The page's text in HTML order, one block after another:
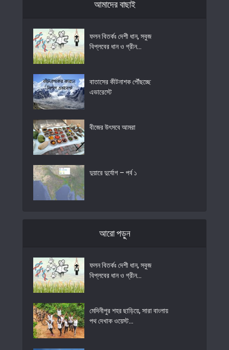
আমাদের বাছাই
ফলন বিতর্কঃ দেশী ধান, সবুজ
বিপ্লবের ধান ও গ্রীন...
বাতাসের কীটনাশক পৌঁছচ্ছে
এভারেস্টে
বীজের উৎসবে আমরা
দুয়ারে দুর্যোগ – পর্ব ১
আরো পড়ুন
ফলন বিতর্কঃ দেশী ধান, সবুজ
বিপ্লবের ধান ও গ্রীন...
মেদিনীপুর শহর ছাড়িয়ে, সারা বাংলায়
পথ দেখাক ওয়েস্ট...